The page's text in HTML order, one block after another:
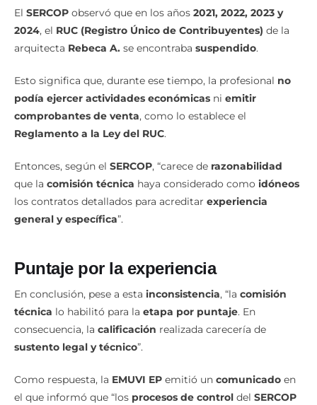
El SERCOP observó que en los años 2021, 2022, 2023 y
2024, el RUC (Registro Único de Contribuyentes) de la
arquitecta Rebeca A. se encontraba suspendido.
Esto significa que, durante ese tiempo, la profesional no
podía ejercer actividades económicas ni emitir
comprobantes de venta, como lo establece el
Reglamento a la Ley del RUC.
Entonces, según el SERCOP, “carece de razonabilidad
que la comisión técnica haya considerado como idóneos
los contratos detallados para acreditar experiencia
general y específica”.
Puntaje por la experiencia
En conclusión, pese a esta inconsistencia, “la comisión
técnica lo habilitó para la etapa por puntaje. En
consecuencia, la calificación realizada carecería de
sustento legal y técnico”.
Como respuesta, la EMUVI EP emitió un comunicado en
el que informó que “los procesos de control del SERCOP